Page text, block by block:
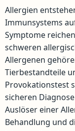
Allergien
Immunsystems
Symptome
schweren
Allergenen
Tierbestandteile
Provokationstest
sicheren
Auslöser einer
Behandlung und